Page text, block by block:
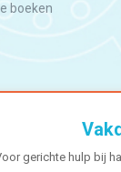
boeken
gerichte hulp bij